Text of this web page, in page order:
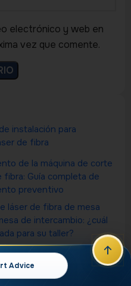
electrónico y web en
vez que comente.
Advice
instalación para
de fibra
de la máquina de corte
fibra: Guía completa de
preventivo
láser de fibra de mesa
de intercambio: ¿cuál
para su taller?
los diferentes tipos de
marcado láser?